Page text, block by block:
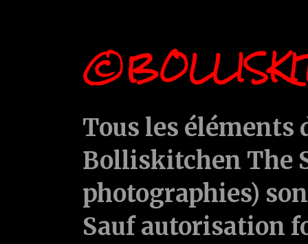
Tous les
Bolliskitchen The
photographies)
Sauf autorisation